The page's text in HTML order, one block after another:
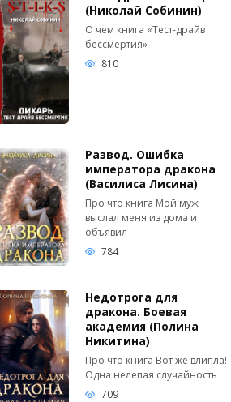
(Николай Собинин)
О чем книга «Тест-драйв
бессмертия»
810
Развод. Ошибка
императора дракона
(Василиса Лисина)
Про что книга Мой муж
выслал меня из дома и
объявил
784
Недотрога для
дракона. Боевая
академия (Полина
Никитина)
Про что книга Вот же влипла!
Одна нелепая случайность
709